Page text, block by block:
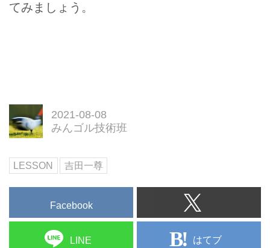
てみましょう。
2021-08-08
みんゴル技術班
LESSON 吉田一尊
Facebook
LINE はてブ